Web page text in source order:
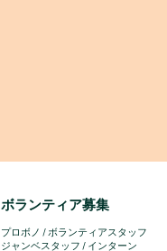
ボランティア募集
プロボノ / ボランティアスタッフ
​ジャンベスタッフ / インターン